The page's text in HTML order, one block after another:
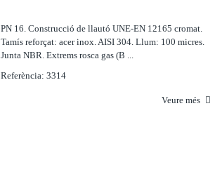
PN 16. Construcció de llautó UNE-EN 12165 cromat.
Tamís reforçat: acer inox. AISI 304. Llum: 100 micres.
Junta NBR. Extrems rosca gas (B ...
Referència: 3314
Veure més